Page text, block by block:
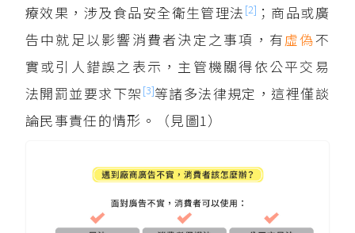
療效果，涉及食品安全衛生管理法 [2] ；商品或廣
告中就足以影響消費者決定之事項，有虛偽不
實或引人錯誤之表示，主管機關得依公平交易
法開罰並要求下架 [3]等諸多法律規定，這裡僅談
論民事責任的情形。（見圖1）